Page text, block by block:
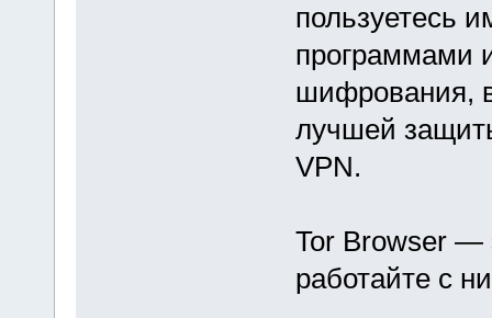
пользуетесь
программами
шифрования,
лучшей
VPN.
Tor Browser —
работайте с